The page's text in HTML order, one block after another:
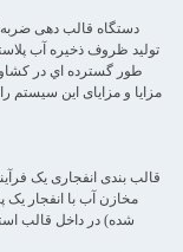
تولید ظروف ذخیره آب
طور گسترده اي در
قالب بندی انفجاری یک
مخازن آب با انفجار یک